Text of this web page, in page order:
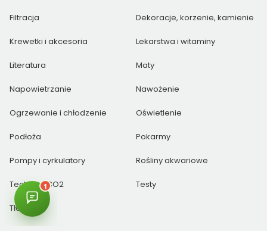
Filtracja Dekoracje, korzenie, kamienie
Krewetki i akcesoria Lekarstwa i witaminy
Literatura Maty
Napowietrzanie Nawożenie
Ogrzewanie i chłodzenie Oświetlenie
Podłoża Pokarmy
Pompy i cyrkulatory Rośliny akwariowe
Technika CO2 Testy
Tła